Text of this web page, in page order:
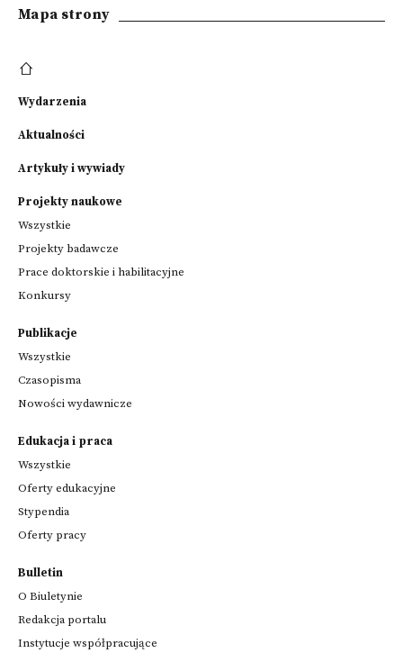
Mapa strony
Wydarzenia
Aktualności
Artykuły i wywiady
Projekty naukowe
Wszystkie
Projekty badawcze
Prace doktorskie i habilitacyjne
Konkursy
Publikacje
Wszystkie
Czasopisma
Nowości wydawnicze
Edukacja i praca
Wszystkie
Oferty edukacyjne
Stypendia
Oferty pracy
Bulletin
O Biuletynie
Redakcja portalu
Instytucje współpracujące